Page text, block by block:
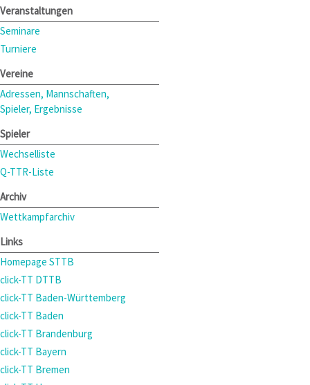
Veranstaltungen
Seminare
Turniere
Vereine
Adressen, Mannschaften,
Spieler, Ergebnisse
Spieler
Wechselliste
Q-TTR-Liste
Archiv
Wettkampfarchiv
Links
Homepage STTB
click-TT DTTB
click-TT Baden-Württemberg
click-TT Baden
click-TT Brandenburg
click-TT Bayern
click-TT Bremen